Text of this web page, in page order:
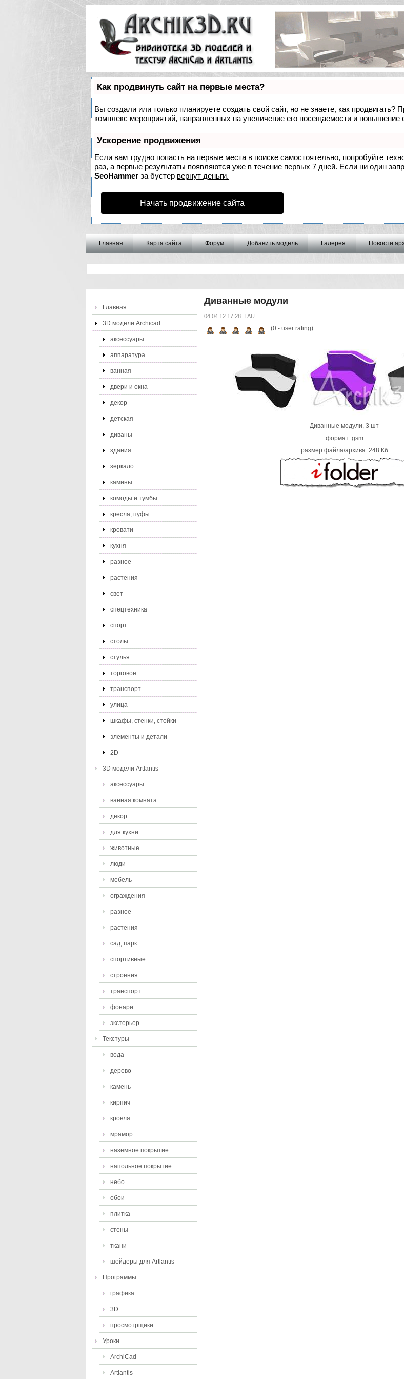
Как продвинуть сайт на первые места?
Вы создали или только планируете создать свой сайт, но не знаете, как
комплекс мероприятий, направленных на увеличение его посещаемости и повышение
Ускорение продвижения
Если вам трудно попасть на первые места в поиске самостоятельно, попробуйте
раз, а первые результаты появляются уже в течение первых 7 дней. Если ни один
SeoHammer за бустер вернут деньги.
Начать продвижение сайта
Главная Карта сайта Форум Добавить модель Галерея Новости
Главная
3D модели Archicad
аксессуары
аппаратура
ванная
двери и окна
декор
детская
диваны
здания
зеркало
камины
комоды и тумбы
кресла, пуфы
кровати
кухня
разное
растения
свет
спецтехника
спорт
столы
стулья
торговое
транспорт
улица
шкафы, стенки, стойки
элементы и детали
2D
3D модели Artlantis
аксессуары
ванная комната
декор
для кухни
животные
люди
мебель
ограждения
разное
растения
сад, парк
спортивные
строения
транспорт
фонари
экстерьер
Текстуры
вода
дерево
камень
кирпич
кровля
мрамор
наземное покрытие
напольное покрытие
небо
обои
плитка
стены
ткани
шейдеры для Artlantis
Программы
графика
3D
просмотрщики
Уроки
ArchiCad
Artlantis
Диванные модули
04.04.12 17:28 TAU
(0- user rating)
Диванные модули, 3 шт
формат: gsm
размер файла/архива: 248 Кб